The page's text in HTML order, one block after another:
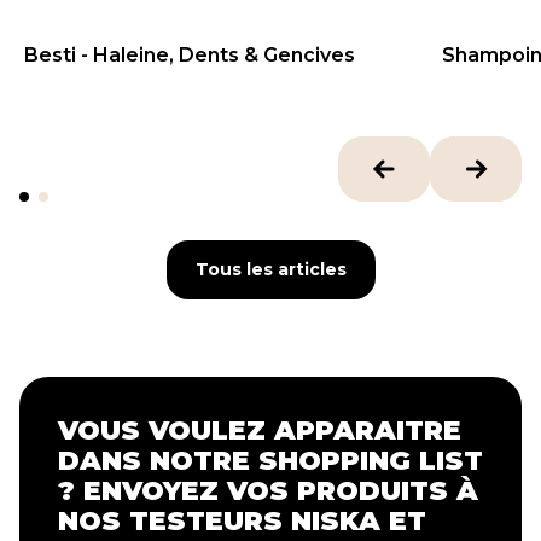
33 €
Besti - Haleine, Dents & Gencives 12€
Tous les articles
Tous les articles
VOUS VOULEZ APPARAITRE
DANS NOTRE SHOPPING LIST
? ENVOYEZ VOS PRODUITS À
NOS TESTEURS NISKA ET